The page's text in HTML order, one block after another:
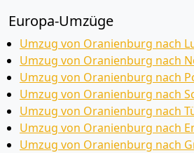
Europa-Umzüge
Umzug von Oranienburg nach
Umzug von Oranienburg nach
Umzug von Oranienburg nach
Umzug von Oranienburg nach
Umzug von Oranienburg nach
Umzug von Oranienburg nach
Umzug von Oranienburg nach